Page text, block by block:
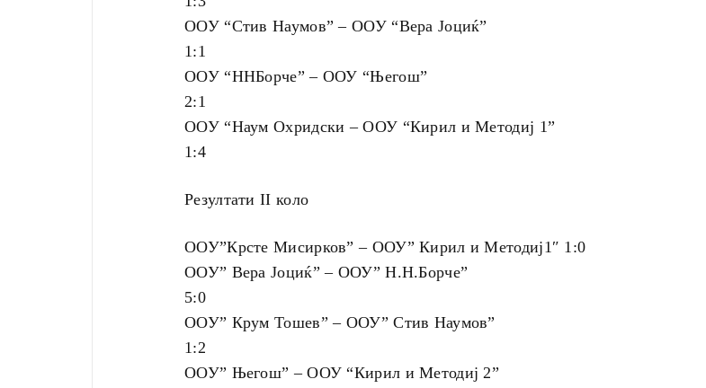
ООУ “Стив Наумов” – ООУ “Вера Јоциќ”
1:1
ООУ “ННБорче” – ООУ “Његош”
2:1
ООУ “Наум Охридски – ООУ “Кирил и Методиј 1”
1:4
Резултати II коло
ООУ”Крсте Мисирков” – ООУ” Кирил и Методиј1″ 1:0
ООУ” Вера Јоциќ” – ООУ” Н.Н.Борче”
5:0
ООУ” Крум Тошев” – ООУ” Стив Наумов”
1:2
ООУ” Његош” – ООУ “Кирил и Методиј 2”